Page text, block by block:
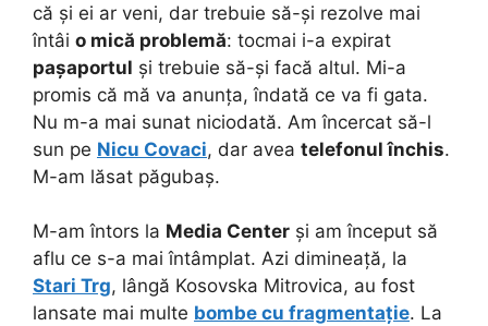
că și ei ar veni, dar trebuie să-și rezolve mai
întâi o mică problemă: tocmai i-a expirat
pașaportul și trebuie să-și facă altul. Mi-a
promis că mă va anunța, îndată ce va fi gata.
Nu m-a mai sunat niciodată. Am încercat să-l
sun pe Nicu Covaci, dar avea telefonul închis.
M-am lăsat păgubaș.
M-am întors la Media Center și am început să
aflu ce s-a mai întâmplat. Azi dimineață, la
Stari Trg, lângă Kosovska Mitrovica, au fost
lansate mai multe bombe cu fragmentație. La